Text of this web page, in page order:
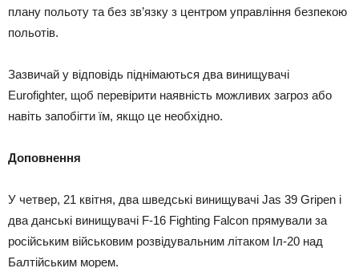
плану польоту та без зв’язку з центром управління безпекою
польотів.
Зазвичай у відповідь піднімаються два винищувачі
Eurofighter, щоб перевірити наявність можливих загроз або
навіть запобігти їм, якщо це необхідно.
Доповнення
У четвер, 21 квітня, два шведські винищувачі Jas 39 Gripen і
два данські винищувачі F-16 Fighting Falcon прямували за
російським військовим розвідувальним літаком Іл-20 над
Балтійським морем.